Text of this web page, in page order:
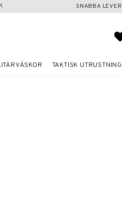
SNABBA
TAKTISK UTRUSTNING